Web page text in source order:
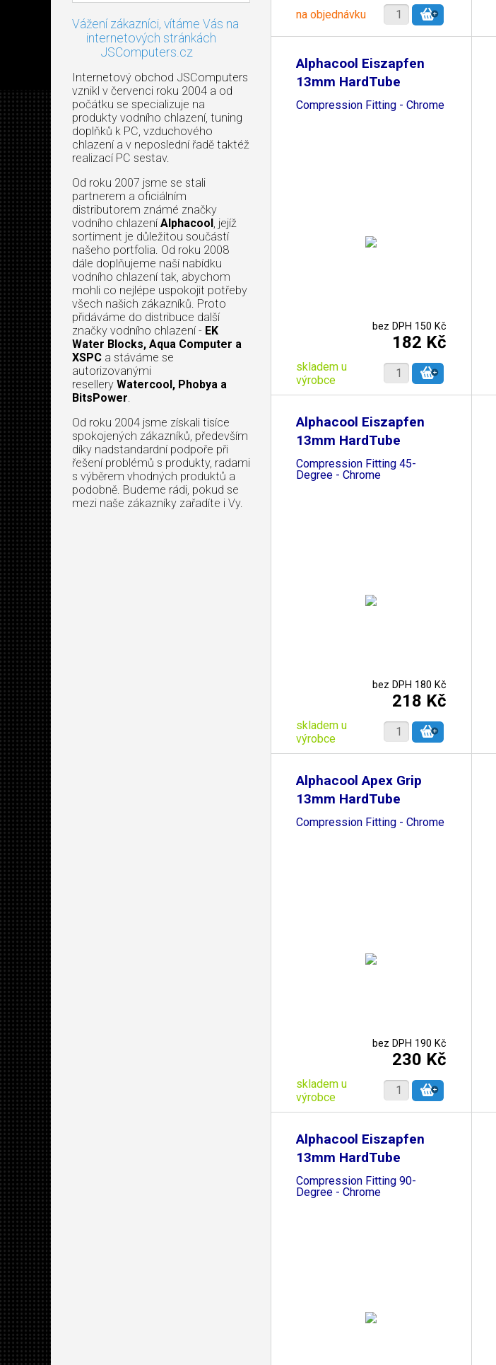
Vážení zákazníci, vítáme Vás na
internetových stránkách
JSComputers.cz
Internetový obchod JSComputers
vznikl v červenci roku 2004 a od
počátku se specializuje na
produkty vodního chlazení, tuning
doplňků k PC, vzduchového
chlazení a v neposlední řadě taktéž
realizací PC sestav.
Od roku 2007 jsme se stali
partnerem a oficiálním
distributorem známé značky
vodního chlazení Alphacool, jejíž
sortiment je důležitou součástí
našeho portfolia. Od roku 2008
dále doplňujeme naší nabídku
vodního chlazení tak, abychom
mohli co nejlépe uspokojit potřeby
všech našich zákazníků. Proto
přidáváme do distribuce další
značky vodního chlazení - EK
Water Blocks, Aqua Computer a
XSPC a stáváme se
autorizovanými
resellery Watercool, Phobya a
BitsPower.
Od roku 2004 jsme získali tisíce
spokojených zákazníků, především
díky nadstandardní podpoře při
řešení problémů s produkty, radami
s výběrem vhodných produktů a
podobně. Budeme rádi, pokud se
mezi naše zákazníky zařadíte i Vy.
na objednávku
Alphacool Eiszapfen
13mm HardTube
Compression Fitting - Chrome
bez DPH 150 Kč
182 Kč
skladem u
výrobce
Alphacool Eiszapfen
13mm HardTube
Compression Fitting 45-
Degree - Chrome
bez DPH 180 Kč
218 Kč
skladem u
výrobce
Alphacool Apex Grip
13mm HardTube
Compression Fitting - Chrome
bez DPH 190 Kč
230 Kč
skladem u
výrobce
Alphacool Eiszapfen
13mm HardTube
Compression Fitting 90-
Degree - Chrome